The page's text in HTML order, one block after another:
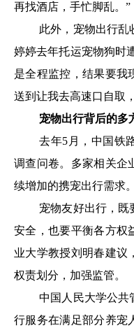
再找酒店，手忙脚乱。”
此外，宠物出行乱
婷婷去年托运宠物狗时
是全程监控，结果要我
送到让我去高速口自取
宠物出行背后的多
去年5月，中国铁
调查问卷。多家相关企
续增加的携宠出行需求。
宠物友好出行，既
安全，也要平衡各方权
业大学教授刘明春建议
权责划分，加强监管。
中国人民大学公共
行服务在满足部分养宠